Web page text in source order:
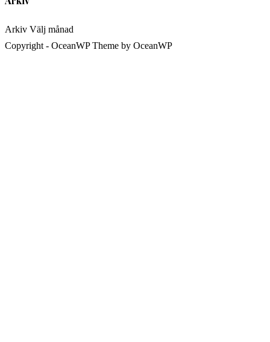
Arkiv Välj månad
Copyright - OceanWP Theme by OceanWP